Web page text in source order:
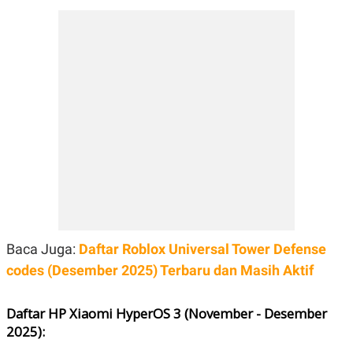
Baca Juga: Daftar Roblox Universal Tower Defense
codes (Desember 2025) Terbaru dan Masih Aktif
Daftar HP Xiaomi HyperOS 3 (November - Desember
2025):